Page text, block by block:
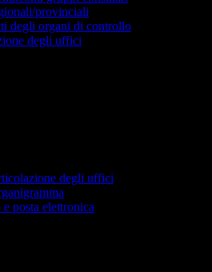
provinciali
degli organi di controllo
degli uffici
degli uffici
posta elettronica